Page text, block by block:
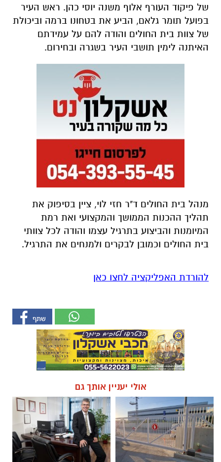
של פיקוד העורף אלוף משנה יוסי כהן. ראש העיר
בפועל תומר גלאם, הביע את בטחונו ברמה וביכולת
של צוות בית החולים והודה להם על עמידתם
האיתנה לימין תושבי העיר בשגרה ובחירום.
מנהל בית החולים ד"ר חזי לוי, ציין בסיפוק את
תהליך ההכנות הממושך והמקצועי ואת רמת
המיומנות והביצוע בתרגיל עצמו והודה לכל צוותי
בית החולים וכמובן לבקרים ולמנחים את התרגיל.
להורדת האפליקציה לחצו כאן
אולי יעניין אותך גם